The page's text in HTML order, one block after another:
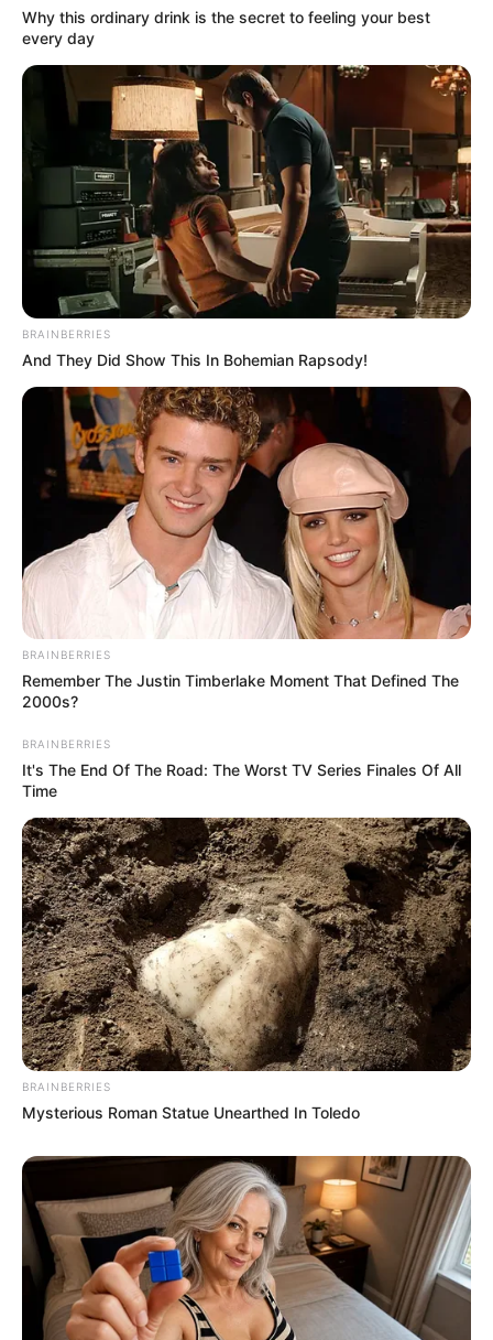
Πόσο πιο χαμηλά θα πέσει
η «Δικαιοσύνη»;
Τρίτη, 5 Ιουλίου 2022, 10:01
Σχόλια Αναξίμανδρου: Πόσο πιο χαμηλά...
Άρθρο-κόλαφος των New
York Times για τις
υποκλοπές στην Ελλάδα –
“Η...
Κορυφαίος επιστήμονας του
κλίματος καταδικάζει τον
“γκεμπελικό” συναγερμό για
το κλίμα
ΣΤΗΝ ΔΕΗ Α.Ε ΝΑ ΠΡΟΒΕΙ ΣΕ
ΔΙΑΚΟΠΗ ΗΛΕΚΤΡΟΔΟΤΗΣΗΣ
του φωτός
Email address:
Όλα τα κείμενα και οι εικόνες είναι πνευματική ιδιοκτησία του
ΝΙΚΟΛΑΟΣ ΑΝΑΞΙΜΑΝΔΡΟΣ. Aπαγορεύεται η αναπαραγωγή, η
αναδημοσίευση και η τροποποίησή τους χωρίς προηγούμενη
Why this ordinary drink is the secret to feeling your best
every day
BRAINBERRIES
And They Did Show This In Bohemian Rapsody!
BRAINBERRIES
Remember The Justin Timberlake Moment That Defined The
2000s?
BRAINBERRIES
It's The End Of The Road: The Worst TV Series Finales Of All
Time
BRAINBERRIES
Mysterious Roman Statue Unearthed In Toledo